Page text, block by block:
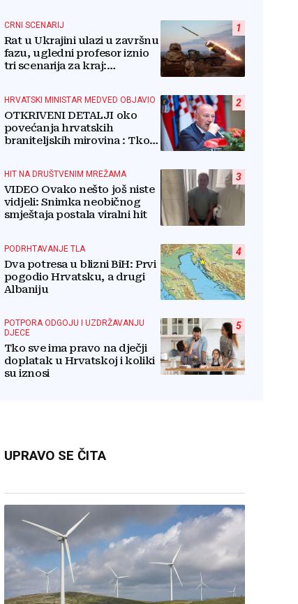
1
CRNI SCENARIJ
Rat u Ukrajini ulazi u završnu
fazu, ugledni profesor iznio
tri scenarija za kraj:
2
HRVATSKI MINISTAR MEDVED OBJAVIO
OTKRIVENI DETALJI oko
povećanja hrvatskih
braniteljskih mirovina : Tko
3
HIT NA DRUŠTVENIM MREŽAMA
VIDEO Ovako nešto još niste
vidjeli: Snimka neobičnog
smještaja postala viralni hit
4
PODRHTAVANJE TLA
Dva potresa u blizni BiH: Prvi
pogodio Hrvatsku, a drugi
Albaniju
5
POTPORA ODGOJU I UZDRŽAVANJU
DJECE
Tko sve ima pravo na dječji
doplatak u Hrvatskoj i koliki
su iznosi
UPRAVO SE ČITA